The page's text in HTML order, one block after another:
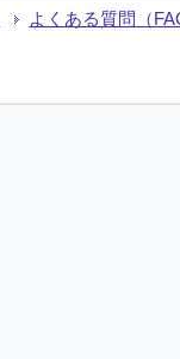
よくある質問（